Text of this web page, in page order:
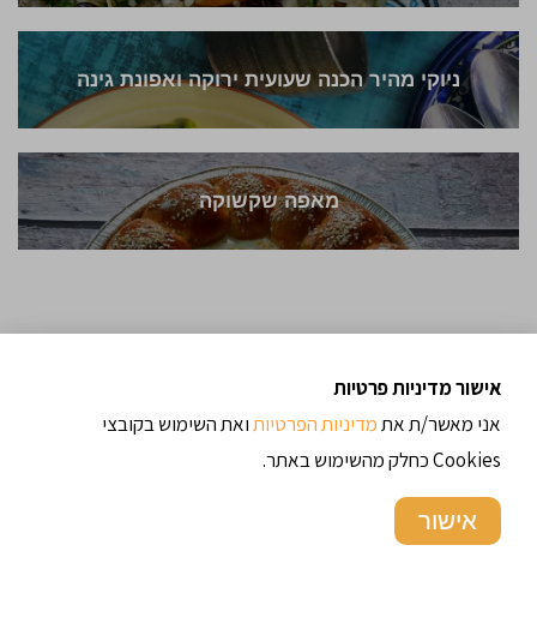
ניוקי מהיר הכנה שעועית ירוקה ואפונת גינה
מאפה שקשוקה
אישור מדיניות פרטיות
אני מאשר/ת אתמדיניות הפרטיותואת השימוש בקובצי
Cookies כחלק מהשימוש באתר.
אישור